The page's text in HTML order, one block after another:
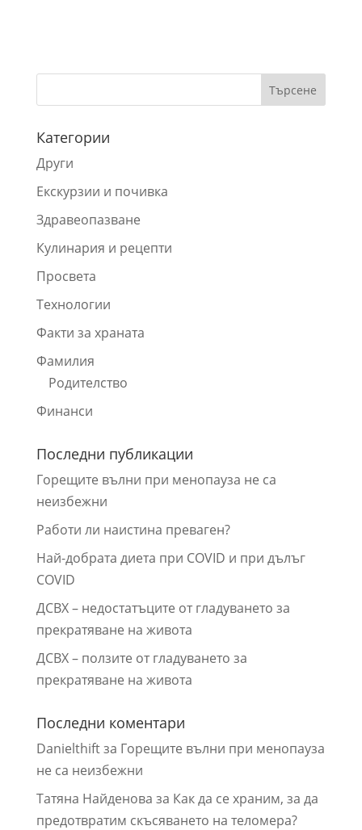
Категории
Други
Екскурзии и почивка
Здравеопазване
Кулинария и рецепти
Просвета
Технологии
Факти за храната
Фамилия
Родителство
Финанси
Последни публикации
Горещите вълни при менопауза не са
неизбежни
Работи ли наистина преваген?
Най-добрата диета при COVID и при дълъг
COVID
ДСВХ – недостатъците от гладуването за
прекратяване на живота
ДСВХ – ползите от гладуването за
прекратяване на живота
Последни коментари
Danielthiftза Горещите вълни при менопауза
не са неизбежни
Татяна Найденова за Как да се храним, за да
предотвратим скъсяването на теломера?